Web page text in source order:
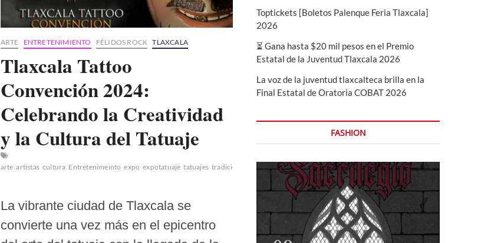
ARTE ENTRETENIMIENTO FÉLIDOS ROCK TLAXCALA
Tlaxcala Tattoo
Convención 2024:
Celebrando la Creatividad
y la Cultura del Tatuaje
arte artistas cultura Entretenimeinto expo expotatuaje tatuajes tradicion
La vibrante ciudad de Tlaxcala se
convierte una vez más en el epicentro
Toptickets [Boletos Palenque Feria Tlaxcala]
2026
⏳ Gana hasta $20 mil pesos en el Premio
Estatal de la Juventud Tlaxcala 2026
La voz de la juventud tlaxcalteca brilla en la
Final Estatal de Oratoria COBAT 2026
FASHION